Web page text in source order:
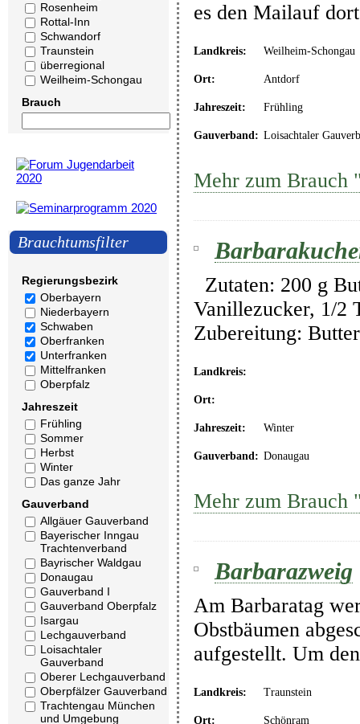
Rosenheim
Rottal-Inn
Schwandorf
Traunstein
überregional
Weilheim-Schongau
Brauch
Brauchtumsfilter
Regierungsbezirk
Oberbayern
Niederbayern
Schwaben
Oberfranken
Unterfranken
Mittelfranken
Oberpfalz
Jahreszeit
Frühling
Sommer
Herbst
Winter
Das ganze Jahr
Gauverband
Allgäuer Gauverband
Bayerischer Inngau
Trachtenverband
Bayrischer Waldgau
Donaugau
Gauverband I
Gauverband Oberpfalz
Isargau
Lechgauverband
Loisachtaler
Gauverband
Oberer Lechgauverband
Oberpfälzer Gauverband
Trachtengau München
und Umgebung
es den Mailauf
Landkreis: Weilheim-Schongau
Ort: Antdorf
Jahreszeit: Frühling
Gauverband: Loisachtaler
Mehr zum
Zutaten: 200 g
Vanillezucker, 1/2
Zubereitung:
Landkreis:
Ort:
Jahreszeit: Winter
Gauverband: Donaugau
Mehr zum Brauch
Barbarazweig
Am Barbaratag
Obstbäumen
aufgestellt. Um
Landkreis: Traunstein
Ort: Schönram